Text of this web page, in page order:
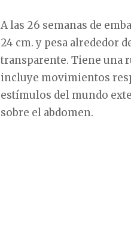
A las 26 semanas de
24 cm. y pesa alrededor
transparente. Tiene una
incluye movimientos
estímulos del mundo
sobre el abdomen.